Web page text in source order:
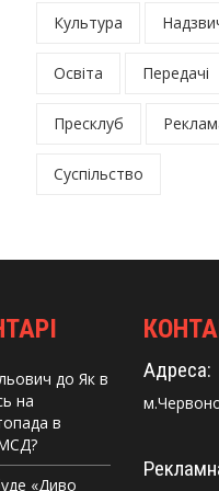
Культура
Освіта Передачі
Пресклуб
Суспільство
до Як в
на
в
«Диво
Адреса: